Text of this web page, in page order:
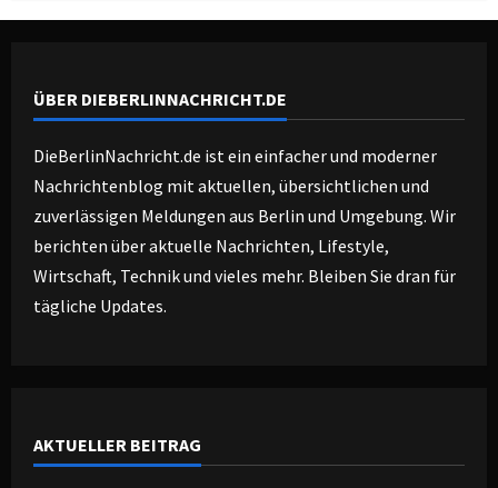
ÜBER DIEBERLINNACHRICHT.DE
DieBerlinNachricht.de ist ein einfacher und moderner
Nachrichtenblog mit aktuellen, übersichtlichen und
zuverlässigen Meldungen aus Berlin und Umgebung. Wir
berichten über aktuelle Nachrichten, Lifestyle,
Wirtschaft, Technik und vieles mehr. Bleiben Sie dran für
tägliche Updates.
AKTUELLER BEITRAG